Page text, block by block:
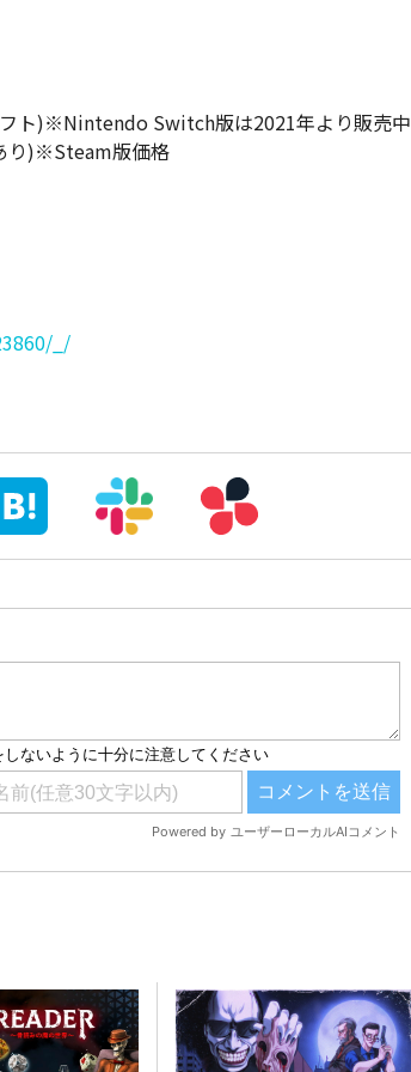
ト)※Nintendo Switch版は2021年より販売中
り)※Steam版価格
_/